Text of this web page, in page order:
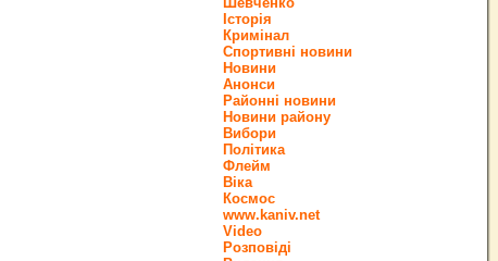
Історія
Кримінал
Спортивні новини
Новини
Анонси
Районні новини
Новини району
Вибори
Політика
Флейм
Віка
Космос
www.kaniv.net
Video
Розповіді